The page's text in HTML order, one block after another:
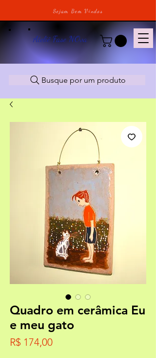
Sejam Bem Vindos
Ateliê Fase NOva
Busque por um produto
Quadro em cerâmica Eu
e meu gato
R$ 174,00Preço